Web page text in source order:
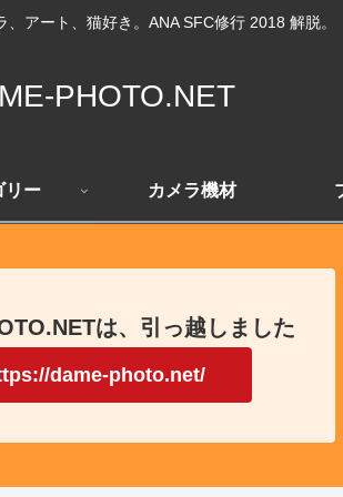
アート、猫好き。ANA SFC修行 2018 解脱。
PHOTO.NET
リー カメラ機材
は、引っ越しました
dame-photo.net/